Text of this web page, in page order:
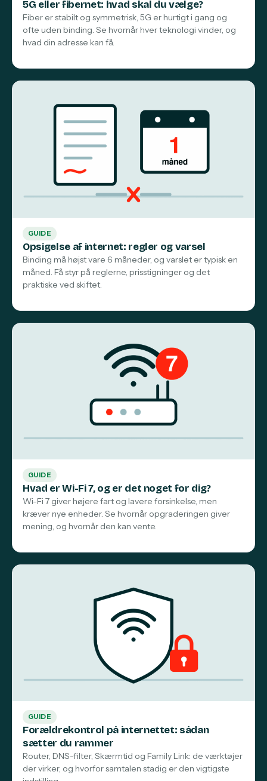
5G eller fibernet: hvad skal du vælge?
Fiber er stabilt og symmetrisk, 5G er hurtigt i gang og
ofte uden binding. Se hvornår hver teknologi vinder, og
hvad din adresse kan få.
GUIDE
Opsigelse af internet: regler og varsel
Binding må højst vare 6 måneder, og varslet er typisk en
måned. Få styr på reglerne, prisstigninger og det
praktiske ved skiftet.
GUIDE
Hvad er Wi-Fi 7, og er det noget for dig?
Wi-Fi 7 giver højere fart og lavere forsinkelse, men
kræver nye enheder. Se hvornår opgraderingen giver
mening, og hvornår den kan vente.
GUIDE
Forældrekontrol på internettet: sådan
sætter du rammer
Router, DNS-filter, Skærmtid og Family Link: de værktøjer
der virker, og hvorfor samtalen stadig er den vigtigste